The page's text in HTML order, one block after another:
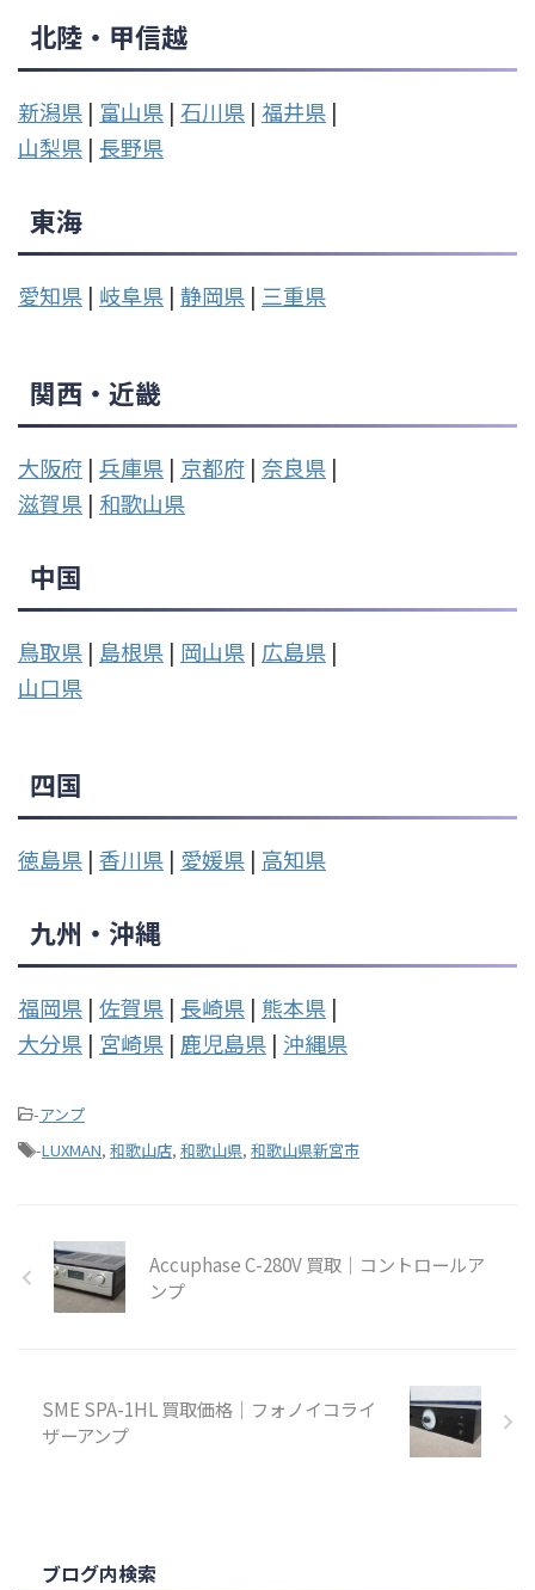
北陸・甲信越
新潟県 | 富山県 | 石川県 | 福井県 |
山梨県 | 長野県
東海
愛知県 | 岐阜県 | 静岡県 | 三重県
関西・近畿
大阪府 | 兵庫県 | 京都府 | 奈良県 |
滋賀県 | 和歌山県
中国
鳥取県 | 島根県 | 岡山県 | 広島県 |
山口県
四国
徳島県 | 香川県 | 愛媛県 | 高知県
九州・沖縄
福岡県 | 佐賀県 | 長崎県 | 熊本県 |
大分県 | 宮崎県 | 鹿児島県 | 沖縄県
-アンプ
-LUXMAN, 和歌山店, 和歌山県, 和歌山県新宮市
Accuphase C-280V 買取｜コントロールア
ンプ
SME SPA-1HL 買取価格｜フォノイコライ
ザーアンプ
ブログ内検索